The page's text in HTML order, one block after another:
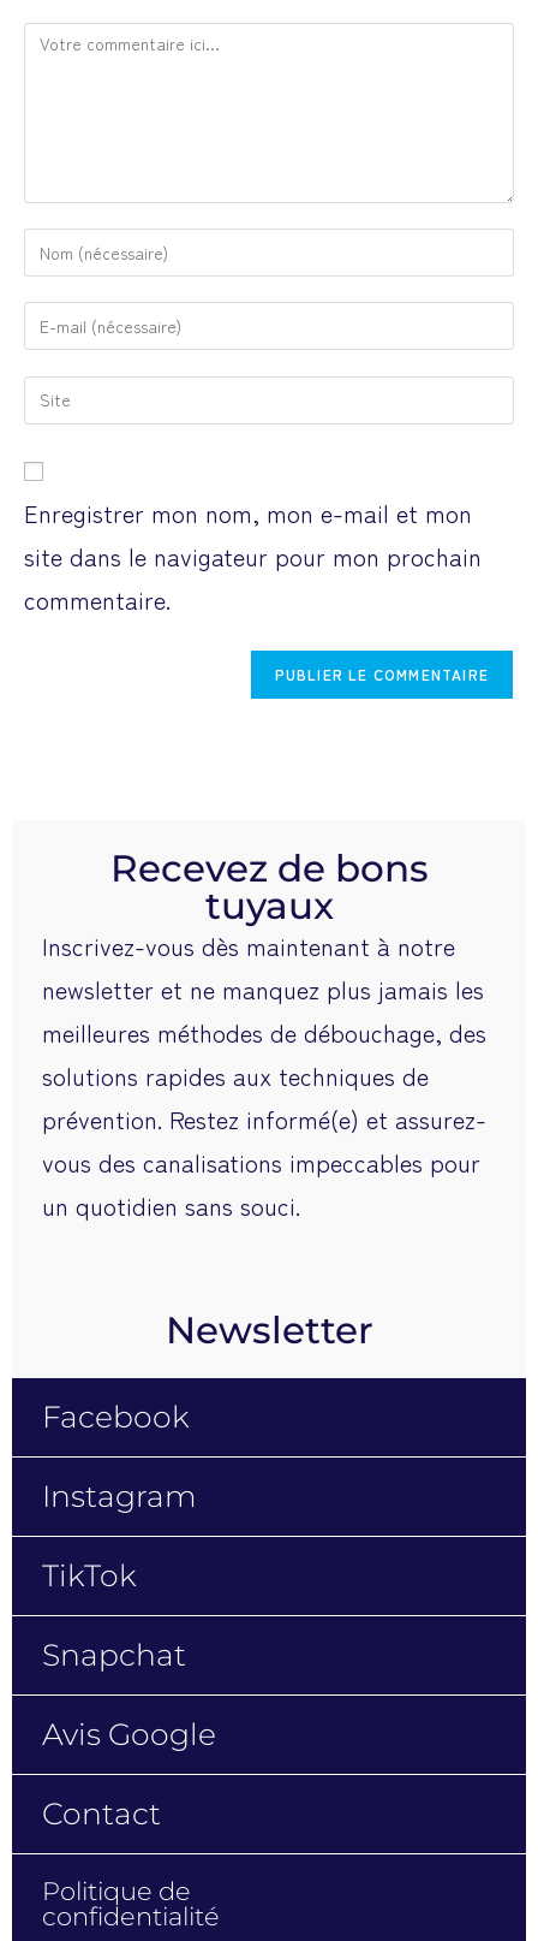
Enregistrer mon nom, mon e-mail et mon
site dans le navigateur pour mon prochain
commentaire.
Newsletter
Recevez de bons
tuyaux
Inscrivez-vous dès maintenant à notre
newsletter et ne manquez plus jamais les
meilleures méthodes de débouchage, des
solutions rapides aux techniques de
prévention. Restez informé(e) et assurez-
vous des canalisations impeccables pour
un quotidien sans souci.
Facebook
Instagram
TikTok
Snapchat
Avis Google
Contact
Politique de
confidentialité